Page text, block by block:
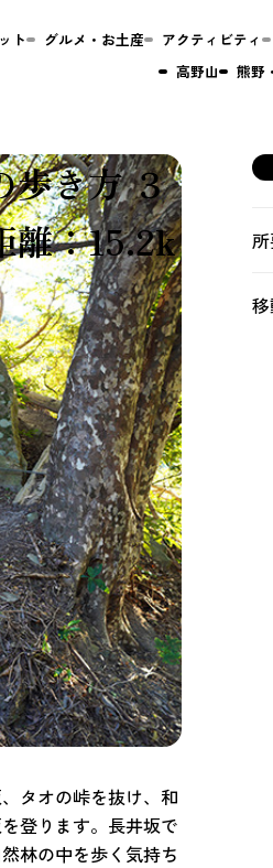
き方 ３
離：15.2k
タオの峠を抜け、和
登ります。長井坂で
林の中を歩く気持ち
ト グルメ・お土産 アクティビティ
高野山
熊野